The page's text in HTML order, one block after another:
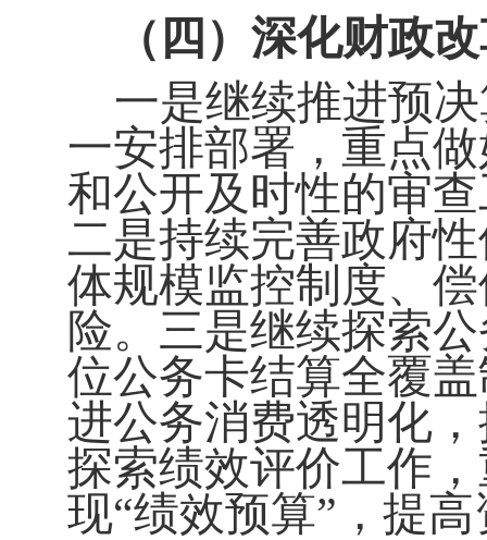
（四）深化财政
一是继续推进预
一安排部署，重点
和公开及时性的审
二是持续完善政府
体规模监控制度、
险。三是继续探索
位公务卡结算全覆
进公务消费透明化
探索绩效评价工作
现“绩效预算” ，提